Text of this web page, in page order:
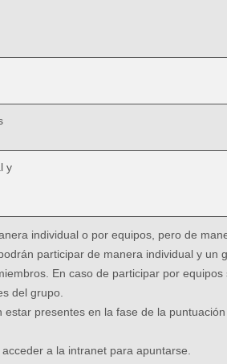
y
individual o por equipos, pero de
participar de manera individual y un
En caso de participar por
del grupo.
estar presentes en la fase de la
a la intranet para apuntarse.